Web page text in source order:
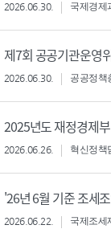
2026.06.30. 국제경제
제7회 공공기관운영
2026.06.30. 공공정책
2025년도 재정경제
2026.06.26. 혁신정책
'26년 6월 기준 조세
2026.06.22. 국제조세